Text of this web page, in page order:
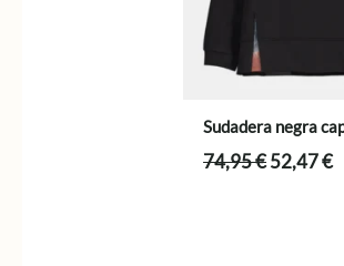
Sudadera negra
74,95€El
52,47€El